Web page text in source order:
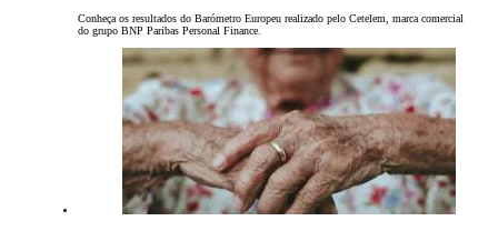
Conheça os resultados do Barómetro Europeu realizado pelo Cetelem, marca comercial
do grupo BNP Paribas Personal Finance.